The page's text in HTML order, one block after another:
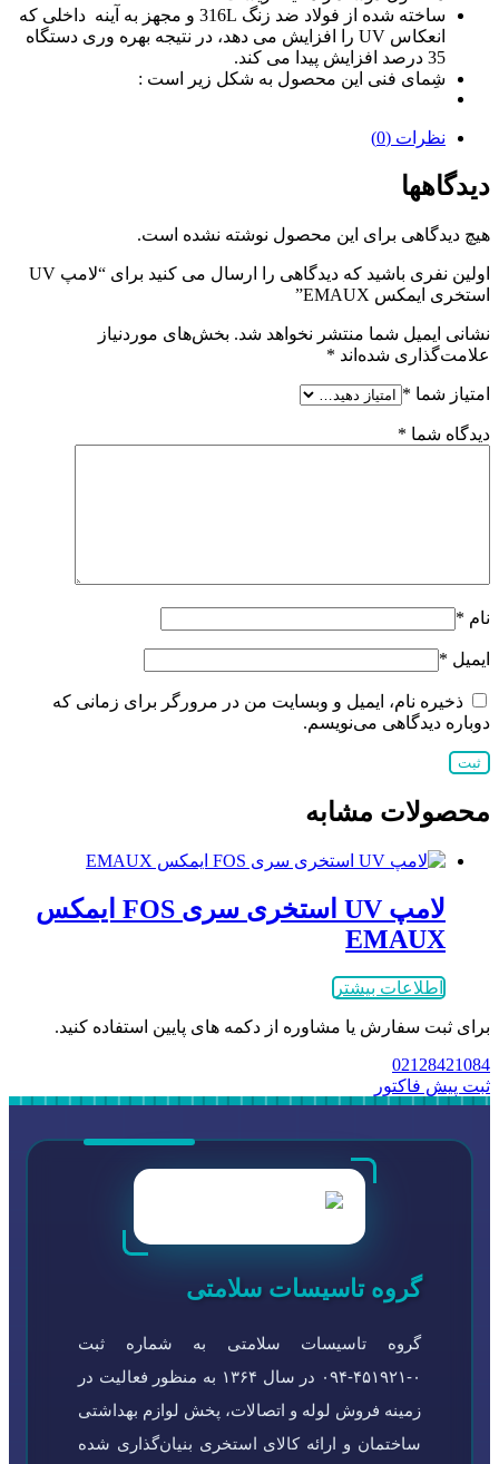
ساخته شده از فولاد ضد زنگ 316L و مجهز به آینه داخلی که
انعکاس UV را افزایش می دهد، در نتیجه بهره وری دستگاه
35 درصد افزایش پیدا می کند.
شِمای فنی این محصول به شکل زیر است :
نظرات (0)
دیدگاهها
هیچ دیدگاهی برای این محصول نوشته نشده است.
اولین نفری باشید که دیدگاهی را ارسال می کنید برای “لامپ UV
استخری ایمکس EMAUX”
نشانی ایمیل شما منتشر نخواهد شد. بخش‌های موردنیاز
علامت‌گذاری شده‌اند *
امتیاز شما *
دیدگاه شما *
نام *
ایمیل *
ذخیره نام، ایمیل و وبسایت من در مرورگر برای زمانی که
دوباره دیدگاهی می‌نویسم.
محصولات مشابه
لامپ UV استخری سری FOS ایمکس
EMAUX
اطلاعات بیشتر
برای ثبت سفارش یا مشاوره از دکمه های پایین استفاده کنید.
02128421084
ثبت پیش فاکتور
گروه تاسیسات سلامتی
گروه تاسیسات سلامتی به شماره ثبت
۰-۴۵۱۹۲۱-۰۹۴ در سال ۱۳۶۴ به منظور فعالیت در
زمینه فروش لوله و اتصالات، پخش لوازم بهداشتی
ساختمان و ارائه کالای استخری بنیان‌گذاری شده